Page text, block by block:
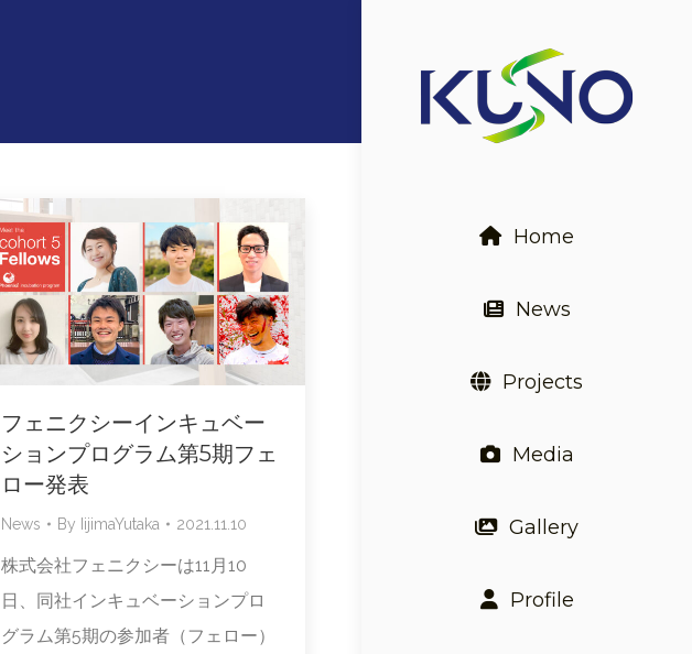
Home
News
Projects
Media
Gallery
Profile
フェニクシーインキュベー
ションプログラム第5期フェ
ロー発表
News By IijimaYutaka 2021.11.10
株式会社フェニクシーは11月10
日、同社インキュベーションプロ
グラム第5期の参加者（フェロー）